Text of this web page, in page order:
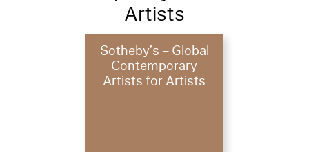
Artists
Sotheby’s – Global
Contemporary
Artists for Artists